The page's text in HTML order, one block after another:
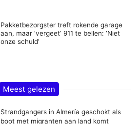
Pakketbezorgster treft rokende garage
aan, maar ‘vergeet’ 911 te bellen: ‘Niet
onze schuld’
Meest gelezen
Strandgangers in Almería geschokt als
boot met migranten aan land komt